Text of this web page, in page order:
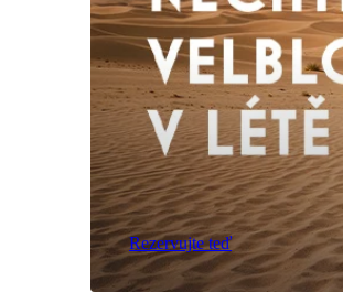
Rezervujte teď